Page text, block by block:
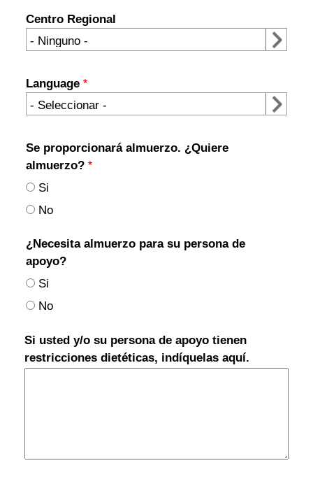
Centro Regional
Centro
Regional
Language
Language
Se proporcionará almuerzo. ¿Quiere
almuerzo?
Si
No
¿Necesita almuerzo para su persona de
apoyo?
Si
No
Si usted y/o su persona de apoyo tienen
restricciones dietéticas, indíquelas aquí.